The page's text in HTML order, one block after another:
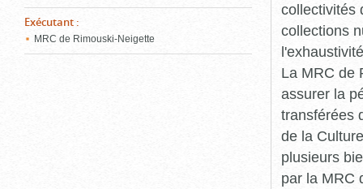
Exécutant :
MRC de Rimouski-Neigette
collectivités
collections
La MRC de
assurer la
transférées
de la
plusieurs
par la MRC